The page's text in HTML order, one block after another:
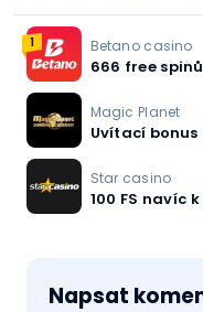
1 Betano casino
666 free
Magic Planet
Uvítací bonus
Star casino
100 FS navíc
Napsat